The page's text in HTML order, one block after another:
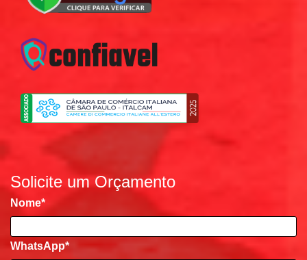
Solicite um Orçamento
Nome*
WhatsApp*